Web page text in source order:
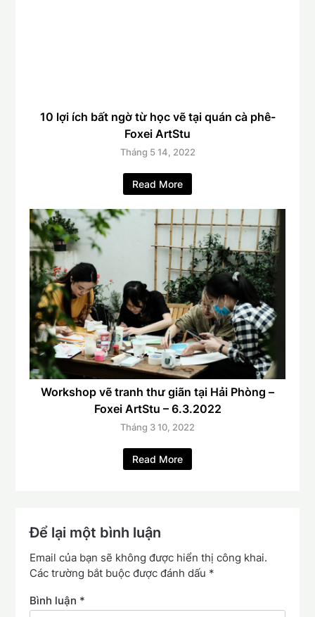
10 lợi ích bất ngờ từ học vẽ tại quán cà phê-
Foxei ArtStu
Tháng 5 14, 2022
Read More
Workshop vẽ tranh thư giãn tại Hải Phòng –
Foxei ArtStu – 6.3.2022
Tháng 3 10, 2022
Read More
Để lại một bình luận
Email của bạn sẽ không được hiển thị công khai.
Các trường bắt buộc được đánh dấu *
Bình luận *